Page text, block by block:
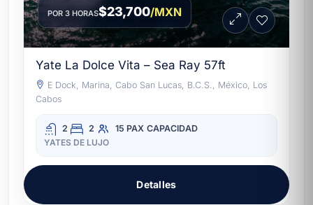
POR 3 HORAS$23,700/MXN
Yate La Dolce Vita – Sea Ray 57ft
E Dock, Marina, Cabo San Lucas, B.C.S., México, Los
Cabos
2 2 15 PAX CAPACIDAD
YATES DE LUJO
Detalles